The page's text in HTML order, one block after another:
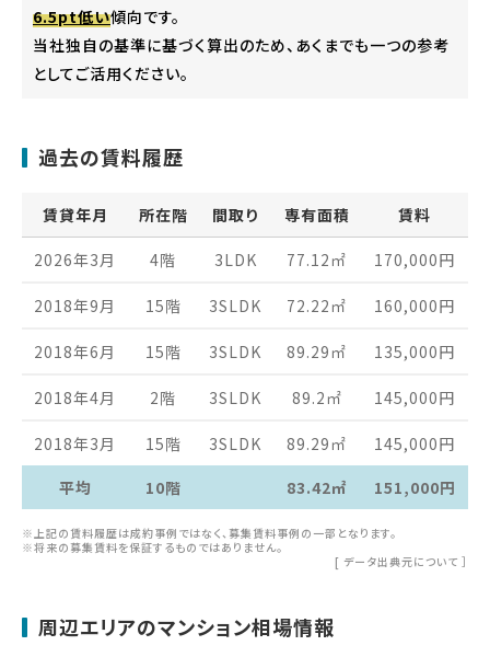
6.5pt低い傾向です。
当社独自の基準に基づく算出のため、あくまでも一つの参考
としてご活用ください。
過去の賃料履歴
賃貸年月 所在階 間取り 専有面積 賃料
2026年3月 4階 3LDK 77.12 ㎡ 170,000円
2018年9月 15階 3SLDK 72.22 ㎡ 160,000円
2018年6月 15階 3SLDK 89.29 ㎡ 135,000円
2018年4月 2階 3SLDK 89.2 ㎡ 145,000円
2018年3月 15階 3SLDK 89.29 ㎡ 145,000円
平均
10階 83.42㎡ 151,000円
※上記の賃料履歴は成約事例ではなく、募集賃料事例の一部となります。
※将来の募集賃料を保証するものではありません。
[ データ出典元について ］
周辺エリアのマンション相場情報